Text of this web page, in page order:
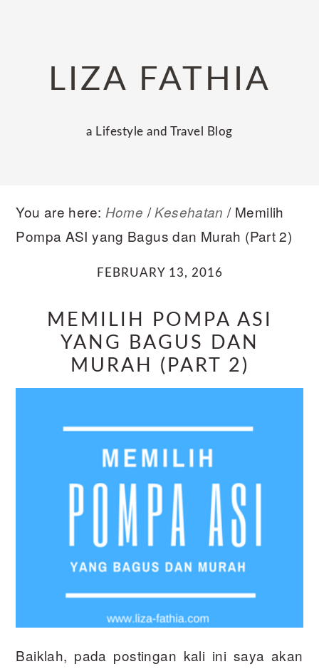
navigationLIZA FATHIA
a Lifestyle and Travel Blog
You are here: Home / Kesehatan /Memilih
Pompa ASI yang Bagus dan Murah (Part 2)
FEBRUARY 13, 2016
MEMILIH POMPA ASI
YANG BAGUS DAN
MURAH (PART 2)
Baiklah, pada postingan kali ini saya akan